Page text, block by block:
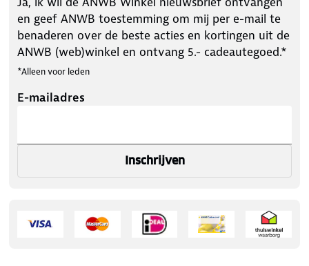
en geef ANWB toestemming om mij per e-mail te
benaderen over de beste acties en kortingen uit de
ANWB (web)winkel en ontvang 5.- cadeautegoed.*
*Alleen voor leden
E-mailadres
Inschrijven